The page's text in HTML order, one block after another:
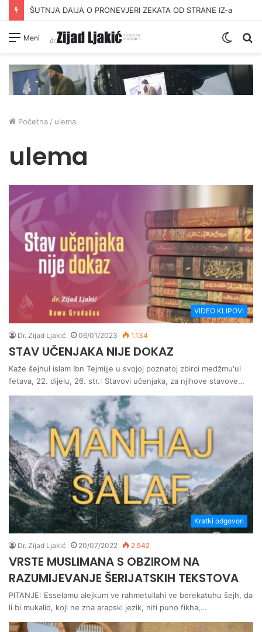
ŠUTNJA DAIJA O PRONEVJERI ZEKATA OD STRANE IZ-a
Meni
Switch
Početna / ulema
ulema
VIDEO KLIPOVI
Dr. Zijad Ljakić 06/01/2023 1.134
STAV UČENJAKA NIJE DOKAZ
Kaže šejhul islam Ibn Tejmijje u svojoj poznatoj zbirci medžmu'ul
fetava, 22. dijelu, 26. str.: Stavovi učenjaka, za njihove stavove…
Kratki odgovori
Dr. Zijad Ljakić 20/07/2022 2.542
VRSTE MUSLIMANA S OBZIROM NA
RAZUMIJEVANJE ŠERIJATSKIH TEKSTOVA
PITANJE: Esselamu alejkum ve rahmetullahi ve berekatuhu šejh, da
li bi mukalid, koji ne zna arapski jezik, niti puno fikha,…